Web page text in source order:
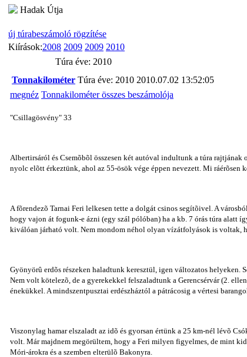
Hadak Útja
új túrabeszámoló rögzítése
Kiírások:2008 2009 2009 2010
Túra éve: 2010
Tonnakilométer Túra éve: 2010 2010.07.02 13:52:05
megnéz Tonnakilométer összes beszámolója
"Csillagösvény" 33
Albertirsáról és Csemõbõl összesen két autóval indultunk a túra
nyolc elõtt érkeztünk, ahol az 55-ösök vége éppen nevezett. Mi
A fõrendezõ Tarnai Feri lelkesen tette a dolgát csinos segítõivel. A
hogy vajon át fogunk-e ázni (egy szál pólóban) ha a kb. 7 órás túra alatt
kiválóan járható volt. Nem mondom néhol olyan vízátfolyások is voltak,
Gyönyörû erdõs részeken haladtunk keresztül, igen változatos
Nem volt kötelezõ, de a gyerekekkel felszaladtunk a Gerencsérvár (2.
énekükkel. A mindszentpusztai erdészháztól a pátrácosig a vértesi
Viszonylag hamar elszaladt az idõ és gyorsan értünk a 25 km-nél lévõ
volt. Már majdnem megörültem, hogy a Feri milyen figyelmes, de mint
Móri-árokra és a szemben elterülõ Bakonyra.